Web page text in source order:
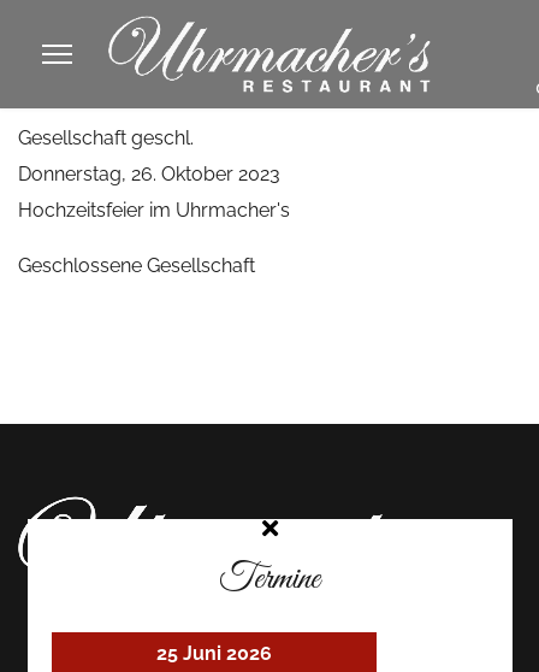
Gesellschaft geschl.
Donnerstag, 26. Oktober 2023
Hochzeitsfeier im Uhrmacher's
Geschlossene Gesellschaft
Termine
25 Juni 2026